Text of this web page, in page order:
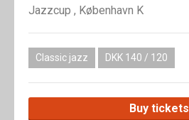
Jazzcup , København K
Classic jazz DKK 140 / 120
Buy tickets